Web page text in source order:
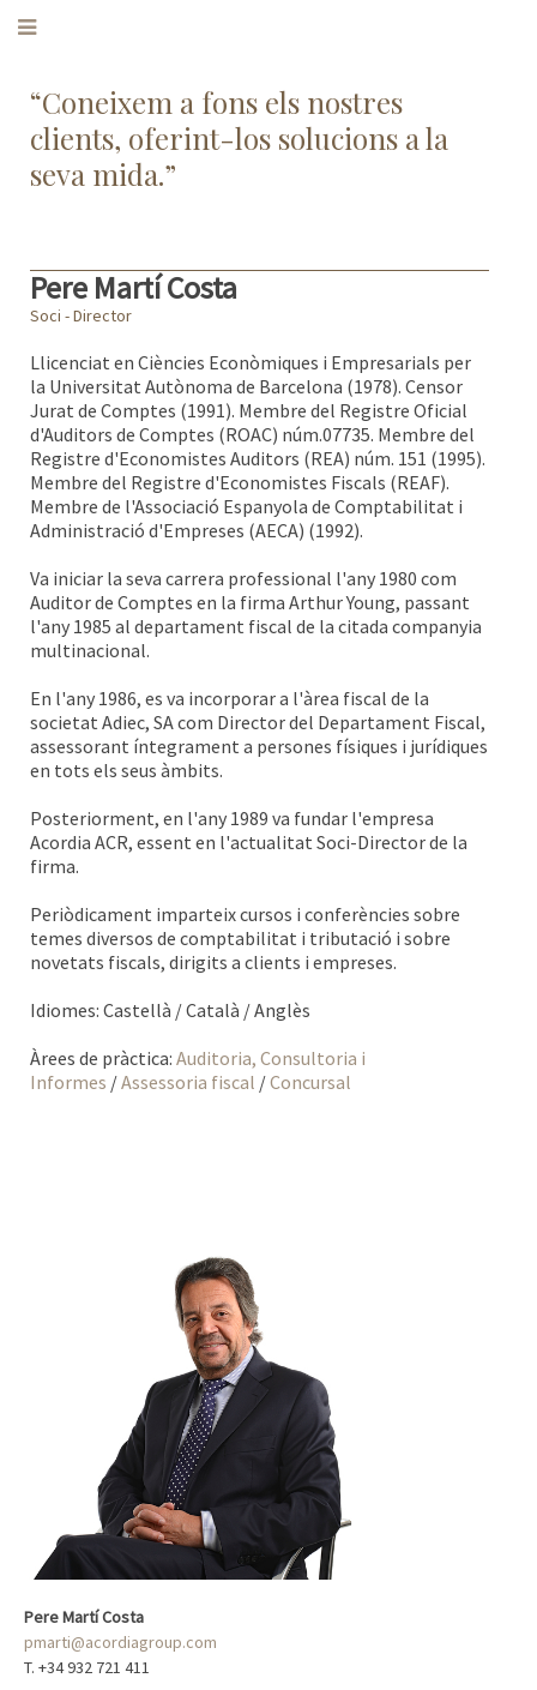
‌“Coneixem a fons els nostres
clients, oferint-los solucions a la
seva mida.”
Pere Martí Costa
Soci - Director
Llicenciat en Ciències Econòmiques i Empresarials per
la Universitat Autònoma de Barcelona (1978). Censor
Jurat de Comptes (1991). Membre del Registre Oficial
d'Auditors de Comptes (ROAC) núm.07735. Membre del
Registre d'Economistes Auditors (REA) núm. 151 (1995).
Membre del Registre d'Economistes Fiscals (REAF).
Membre de l'Associació Espanyola de Comptabilitat i
Administració d'Empreses (AECA) (1992).
Va iniciar la seva carrera professional l'any 1980 com
Auditor de Comptes en la firma Arthur Young, passant
l'any 1985 al departament fiscal de la citada companyia
multinacional.
En l'any 1986, es va incorporar a l'àrea fiscal de la
societat Adiec, SA com Director del Departament Fiscal,
assessorant íntegrament a persones físiques i jurídiques
en tots els seus àmbits.
Posteriorment, en l'any 1989 va fundar l'empresa
Acordia ACR, essent en l'actualitat Soci-Director de la
firma.
Periòdicament imparteix cursos i conferències sobre
temes diversos de comptabilitat i tributació i sobre
novetats fiscals, dirigits a clients i empreses.
Idiomes: Castellà / Català / Anglès
Àrees de pràctica: Auditoria, Consultoria i
Informes /Assessoria fiscal /Concursal
Pere Martí Costa
pmarti@acordiagroup.com
T. +34 932 721 411